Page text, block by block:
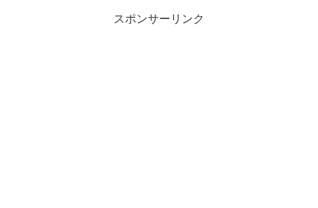
スポンサーリンク